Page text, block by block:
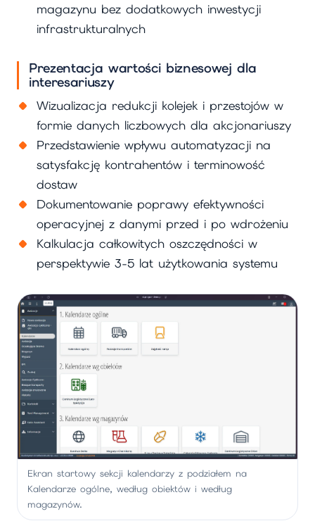
magazynu bez dodatkowych inwestycji
infrastrukturalnych
Prezentacja wartości biznesowej dla
interesariuszy
Wizualizacja redukcji kolejek i przestojów w
formie danych liczbowych dla akcjonariuszy
Przedstawienie wpływu automatyzacji na
satysfakcję kontrahentów i terminowość
dostaw
Dokumentowanie poprawy efektywności
operacyjnej z danymi przed i po wdrożeniu
Kalkulacja całkowitych oszczędności w
perspektywie 3-5 lat użytkowania systemu
Ekran startowy sekcji kalendarzy z podziałem na
Kalendarze ogólne, według obiektów i według
magazynów.